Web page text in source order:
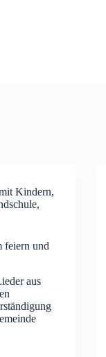
Kindern,
,
feiern und
aus